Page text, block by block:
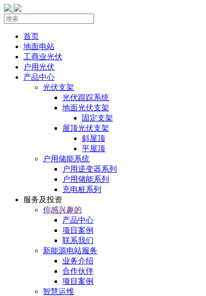
首页
地面电站
工商业光伏
户用光伏
产品中心
光伏支架
光伏跟踪系统
地面光伏支架
固定支架
屋顶光伏支架
斜屋顶
平屋顶
户用储能系统
户用逆变器系列
户用储能系列
充电桩系列
服务及投资
你感兴趣的
产品中心
项目案例
联系我们
新能源电站服务
业务介绍
合作伙伴
项目案例
智慧运维